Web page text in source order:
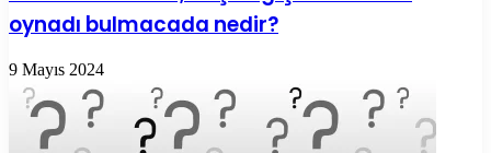
oynadı bulmacada nedir?
9 Mayıs 2024